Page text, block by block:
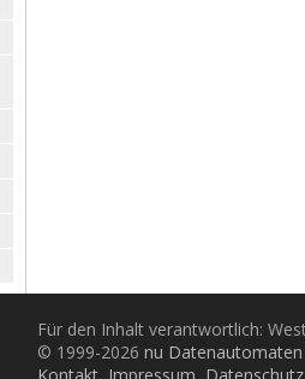
Für den Inhalt verantwortlich:
© 1999-2026 nu